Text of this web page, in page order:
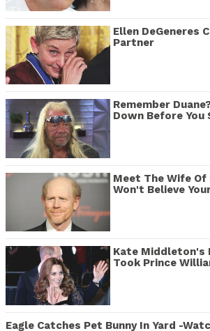
Ellen DeGeneres
Partner
Remember
Down Before You
Meet The Wife Of
Won't Believe
Kate Middleton's
Took Prince
Eagle Catches Pet Bunny In Yard -